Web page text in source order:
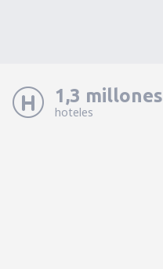
1,3 millones
hoteles